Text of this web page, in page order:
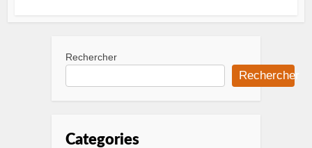
Rechercher
Rechercher
Categories